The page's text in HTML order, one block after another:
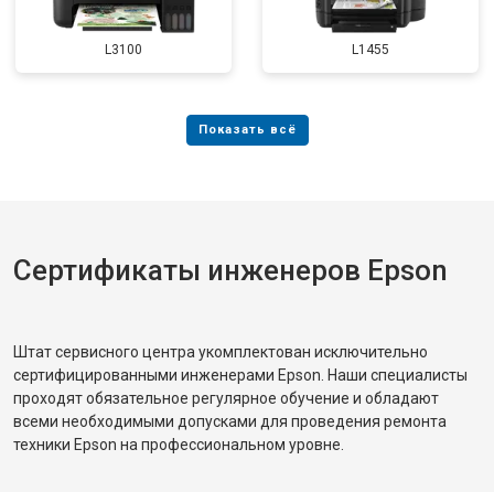
L3100 L1455
Сертификаты инженеров Epson
Штат сервисного центра укомплектован исключительно
сертифицированными инженерами Epson. Наши специалисты
проходят обязательное регулярное обучение и обладают
всеми необходимыми допусками для проведения ремонта
техники Epson на профессиональном уровне.